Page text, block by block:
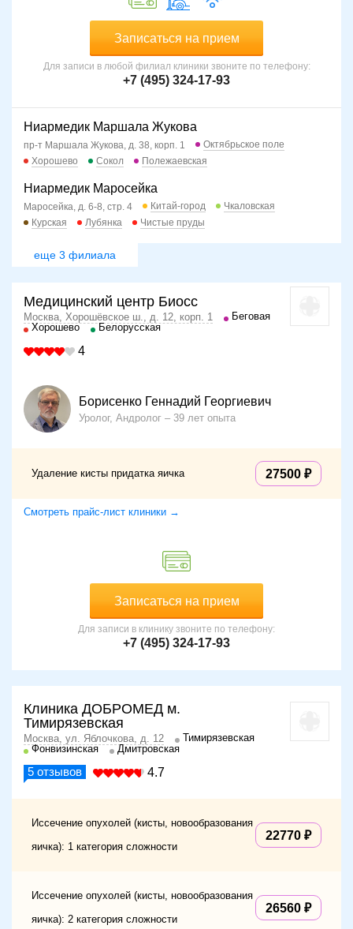
Записаться на прием
Для записи в любой филиал клиники звоните по телефону:
+7 (495) 324-17-93
Ниармедик Маршала Жукова
пр-т Маршала Жукова, д. 38, корп. 1
Октябрьское поле
Хорошево
Сокол Полежаевская
Ниармедик Маросейка
Маросейка, д. 6-8, стр. 4 Китай-город
Чкаловская
Курская
Лубянка Чистые пруды
еще 3 филиала
Медицинский центр Биосс
Москва, Хорошёвское ш., д. 12, корп. 1
Беговая
Хорошево
Белорусская
4
Борисенко Геннадий Георгиевич
Уролог, Андролог 39 лет опыта
Удаление кисты придатка яичка 27500
Смотреть прайс-лист клиники →
Записаться на прием
Для записи в клинику звоните по телефону:
+7 (495) 324-17-93
Клиника ДОБРОМЕД м.
Тимирязевская
Москва, ул. Яблочкова, д. 12
Тимирязевская
Фонвизинская
Дмитровская
5 отзывов 4.7
Иссечение опухолей (кисты, новообразования
яичка): 1 категория сложности
22770
Иссечение опухолей (кисты, новообразования
яичка): 2 категория сложности
26560